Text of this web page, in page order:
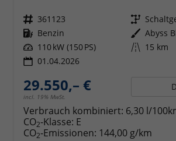
Fahrzeugnr. 361123 Getriebe
Kraftstoff Benzin Außenfarbe Abyss
Leistung 110 kW (150 PS) Kilometerstand 15 km
01.04.2026
29.550,– €
incl. 19% MwSt.
Verbrauch kombiniert: 6,30 l/
CO2-Klasse: E
CO2-Emissionen: 144,00 g/km